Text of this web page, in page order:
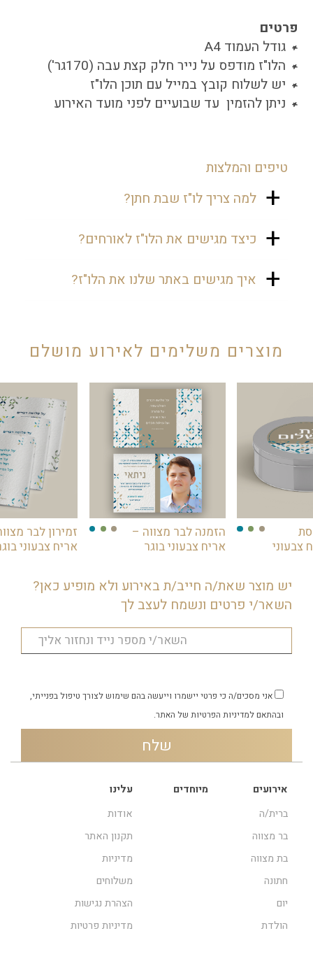
פרטים
גודל העמוד A4
הלו"ז מודפס על נייר חלק קצת עבה (170גר')
יש לשלוח קובץ במייל עם תוכן הלו"ז
ניתן להזמין עד שבועיים לפני מועד האירוע
טיפים והמלצות
למה צריך לו"ז שבת חתן?
כיוון שהוא מאפשר לאורחים לדעת
בדיוק את זמני התפילה, זמני הארוחות,
להעביר לאורחים.
כיצד מגישים את הלו"ז לאורחים?
תוכלו להשאיר לכל אורח לו"ז המוצמד
לקופסת עוגיות ממותגות בחדרו.
איך מגישים באתר שלנו את הלו"ז?
לכם בהתאם למיתוג שבחרתם.
מוצרים משלימים לאירוע מושלם
צבעוני
הזמנה לבר מצווה –
אריח צבעוני בוגר
זמירון לבר
אריח צבעוני
יש מוצר שאת/ה חייב/ת באירוע ולא מופיע כאן?
השאר/י פרטים ונשמח לעצב לך
אני מסכים/ה כי פרטי יישמרו וייעשה בהם שימוש לצורך טיפול בפנייתי,
ובהתאם למדיניות הפרטיות של האתר.
אירועים
ברית/ה
בר מצווה
בת מצווה
חתונה
יום
הולדת
מיוחדים
עלינו
אודות
תקנון האתר
מדיניות
משלוחים
הצהרת נגישות
מדיניות פרטיות